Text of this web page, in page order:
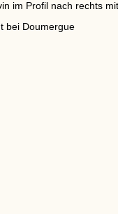
im Profil nach rechts
bei Doumergue